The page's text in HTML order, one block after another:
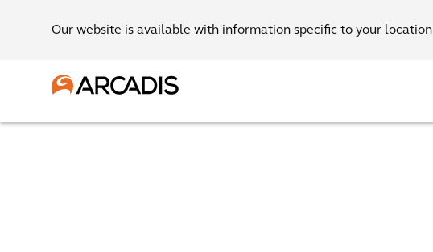
Our website is available with information specific to your location